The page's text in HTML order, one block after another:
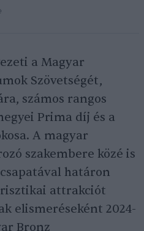
a Magyar
Szövetségét,
számos rangos
Prima díj és a
A magyar
szakembere közé is
határon
attrakciót
elismeréseként 2024-
Bronz